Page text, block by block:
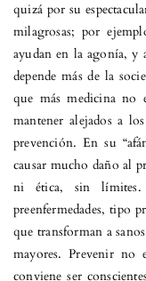
quizá por su
milagrosas; por
ayudan en la agonía,
depende más de la
que más medicina no
mantener alejados a
prevención. En su
causar mucho daño al
ni ética, sin límites.
preenfermedades, tipo
que transforman a
mayores. Prevenir no
conviene ser